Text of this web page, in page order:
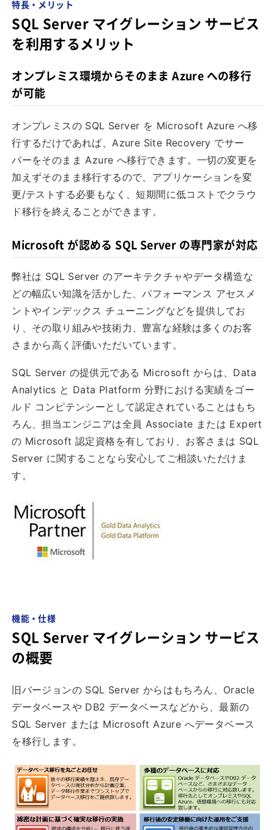
特長・メリット
SQL Server マイグレーション サービス
を利用するメリット
オンプレミス環境からそのまま Azure への移行
が可能
オンプレミスの SQL Server を Microsoft Azure へ移
行するだけであれば、Azure Site Recovery でサー
バーをそのまま Azure へ移行できます。一切の変更を
加えずそのまま移行するので、アプリケーションを変
更/テストする必要もなく、短期間に低コストでクラウ
ド移行を終えることができます。
Microsoft が認める SQL Server の専門家が対応
弊社は SQL Server のアーキテクチャやデータ構造な
どの幅広い知識を活かした、パフォーマンス アセスメ
ントやインデックス チューニングなどを提供してお
り、その取り組みや技術力、豊富な経験は多くのお客
さまから高く評価いただいています。
SQL Server の提供元である Microsoft からは、Data
Analytics と Data Platform 分野における実績をゴー
ルド コンピテンシーとして認定されていることはもち
ろん、担当エンジニアは全員 Associate または Expert
の Microsoft 認定資格を有しており、お客さまは SQL
Server に関することなら安心してご相談いただけま
す。
機能・仕様
SQL Server マイグレーション サービス
の概要
旧バージョンの SQL Server からはもちろん、Oracle
データベースや DB2 データベースなどから、最新の
SQL Server または Microsoft Azure へデータベース
を移行します。